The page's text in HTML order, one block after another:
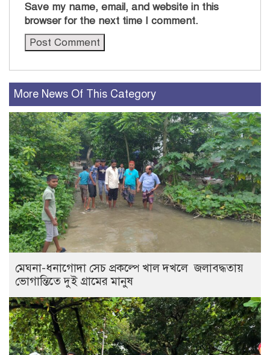
Save my name, email, and website in this
browser for the next time I comment.
More News Of This Category
মেঘনা-ধনাগোদা সেচ প্রকল্পে খাল দখলে জলাবদ্ধতায়
ভোগান্তিতে দুই গ্রামের মানুষ